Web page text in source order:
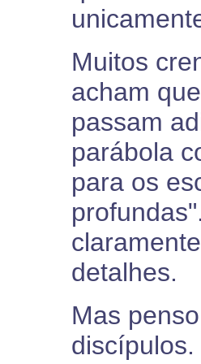
Muitos
acham
passam
parábola
para os
detalhes.
Mas